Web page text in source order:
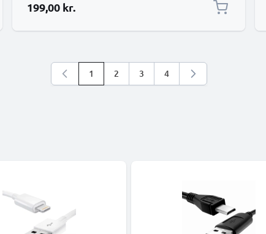
199,00 kr.
Du læser i øjeblikket side
1 Side
2 Side
3 Side
4